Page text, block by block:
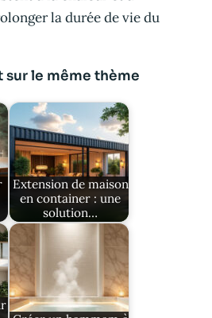
la durée de vie du
le même thème
Extension de maison
en container : une
solution…